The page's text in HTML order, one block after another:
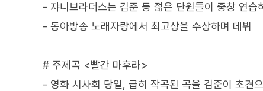
- 쟈니브라더스는 김준 등 젊은 단원들이 중창 연습
- 동아방송 노래자랑에서 최고상을 수상하며 데뷔
# 주제곡 <빨간 마후라>
- 영화 시사회 당일, 급히 작곡된 곡을 김준이 초견